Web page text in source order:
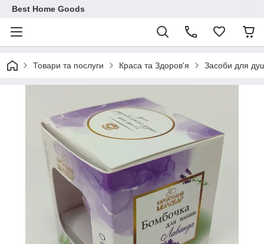
Best Home Goods
Товари та послуги Краса та Здоров'я Засоби для